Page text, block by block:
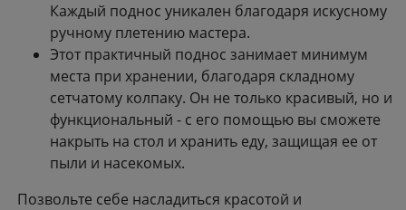
Каждый поднос уникален благодаря искусному
ручному плетению мастера.
Этот практичный поднос занимает минимум
места при хранении, благодаря складному
сетчатому колпаку. Он не только красивый, но и
функциональный - с его помощью вы сможете
накрыть на стол и хранить еду, защищая ее от
пыли и насекомых.
Позвольте себе насладиться красотой и